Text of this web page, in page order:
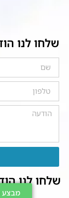
מבצע
שלחו לנו
שלחו לנו